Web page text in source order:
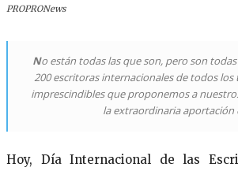
PROPRONews
No están todas las que son, pero son
200 escritoras internacionales de todos
imprescindibles que proponemos a
la extraordinaria aportación
Hoy, Día Internacional de las